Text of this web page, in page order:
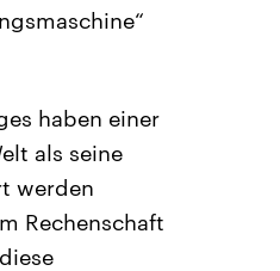
haben einer
als seine
werden
Rechenschaft